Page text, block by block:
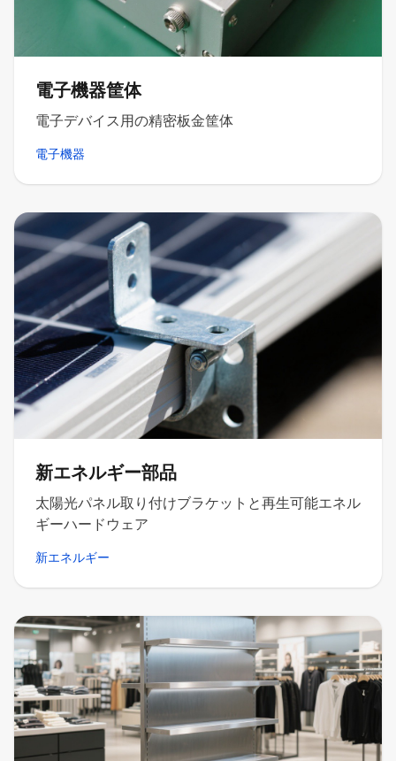
電子機器筐体
電子デバイス用の精密板金筐体
電子機器
新エネルギー部品
太陽光パネル取り付けブラケットと再生可能エネル
ギーハードウェア
新エネルギー